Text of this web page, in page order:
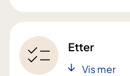
Etter
Vis mer